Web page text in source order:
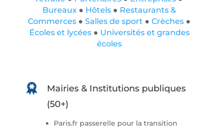
Bureaux ●​ Hôtels ● Restaurants &
Commerces ●Salles de sport ●Crèches ●
Écoles et lycées● Universités et grandes
écoles
Mairies & Institutions publiques
(50+)
Paris.fr passerelle pour la transition